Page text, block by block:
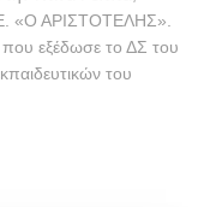
«Ο ΑΡΙΣΤΟΤΕΛΗΣ».
εξέδωσε το ΔΣ του
του